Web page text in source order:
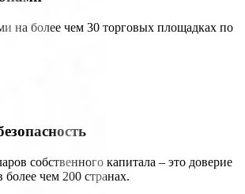
на более чем 30 торговых площадках по
собственного капитала – это доверие
чем 200 странах.